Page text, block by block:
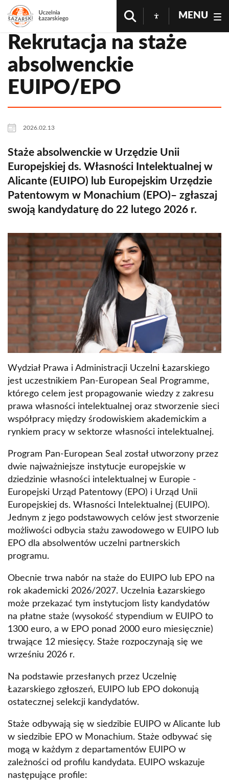
MENU
Rekrutacja na staże
absolwenckie
EUIPO/EPO
2026.02.13
Staże absolwenckie w Urzędzie Unii
Europejskiej ds. Własności Intelektualnej w
Alicante (EUIPO) lub Europejskim Urzędzie
Patentowym w Monachium (EPO)– zgłaszaj
swoją kandydaturę do 22 lutego 2026 r.
Wydział Prawa i Administracji Uczelni Łazarskiego
jest uczestnikiem Pan-European Seal Programme,
którego celem jest propagowanie wiedzy z zakresu
prawa własności intelektualnej oraz stworzenie sieci
współpracy między środowiskiem akademickim a
rynkiem pracy w sektorze własności intelektualnej.
Program Pan-European Seal został utworzony przez
dwie najważniejsze instytucje europejskie w
dziedzinie własności intelektualnej w Europie -
Europejski Urząd Patentowy (EPO) i Urząd Unii
Europejskiej ds. Własności Intelektualnej (EUIPO).
Jednym z jego podstawowych celów jest stworzenie
możliwości odbycia stażu zawodowego w EUIPO lub
EPO dla absolwentów uczelni partnerskich
programu.
Obecnie trwa nabór na staże do EUIPO lub EPO na
rok akademicki 2026/2027. Uczelnia Łazarskiego
może przekazać tym instytucjom listy kandydatów
na płatne staże (wysokość stypendium w EUIPO to
1300 euro, a w EPO ponad 2000 euro miesięcznie)
trwające 12 miesięcy. Staże rozpoczynają się we
wrześniu 2026 r.
Na podstawie przesłanych przez Uczelnię
Łazarskiego zgłoszeń, EUIPO lub EPO dokonują
ostatecznej selekcji kandydatów.
Staże odbywają się w siedzibie EUIPO w Alicante lub
w siedzibie EPO w Monachium. Staże odbywać się
mogą w każdym z departamentów EUIPO w
zależności od profilu kandydata. EUIPO wskazuje
następujące profile: